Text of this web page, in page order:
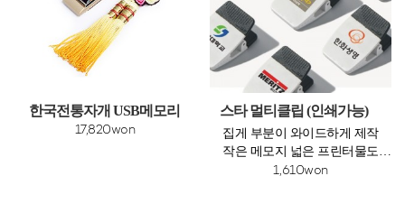
한국전통자개 USB메모리
17,820won
스타 멀티클립 (인쇄가능)
집게 부분이 와이드하게 제작
작은 메모지 넓은 프린터물도
안정감 있게 고정
1,610won